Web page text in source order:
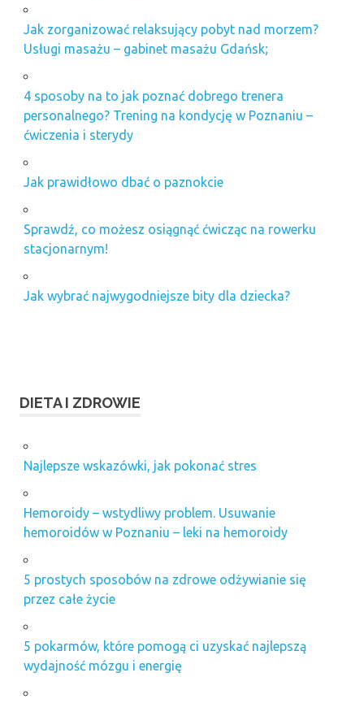
Jak zorganizować relaksujący pobyt nad morzem?
Usługi masażu – gabinet masażu Gdańsk;
4 sposoby na to jak poznać dobrego trenera
personalnego? Trening na kondycję w Poznaniu –
ćwiczenia i sterydy
Jak prawidłowo dbać o paznokcie
Sprawdź, co możesz osiągnąć ćwicząc na rowerku
stacjonarnym!
Jak wybrać najwygodniejsze bity dla dziecka?
DIETA I ZDROWIE
Najlepsze wskazówki, jak pokonać stres
Hemoroidy – wstydliwy problem. Usuwanie
hemoroidów w Poznaniu – leki na hemoroidy
5 prostych sposobów na zdrowe odżywianie się
przez całe życie
5 pokarmów, które pomogą ci uzyskać najlepszą
wydajność mózgu i energię